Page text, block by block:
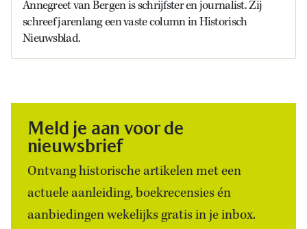
Annegreet van Bergen is schrijfster en journalist. Zij
schreef jarenlang een vaste column in Historisch
Nieuwsblad.
Meld je aan voor de
nieuwsbrief
Ontvang historische artikelen met een
actuele aanleiding, boekrecensies én
aanbiedingen wekelijks gratis in je inbox.